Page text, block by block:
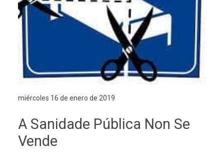
miércoles 16 de enero de 2019
A Sanidade Pública Non Se
Vende